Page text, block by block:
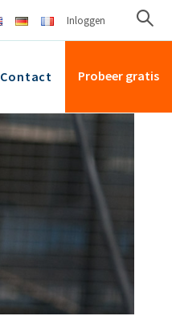
Inloggen
Contact Probeer gratis